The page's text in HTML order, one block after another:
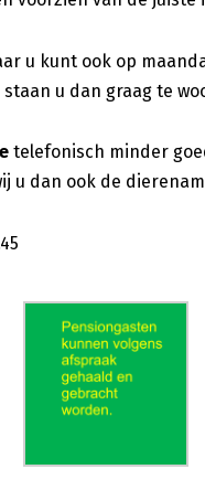
u kunt ook op
u dan graag te
telefonisch minder
u dan ook de